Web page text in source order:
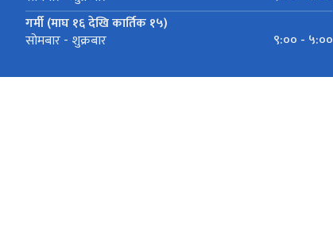
गर्मी (माघ १६ देखि कार्तिक १५)
सोमबार - शुक्रबार ९:०० - ५:००